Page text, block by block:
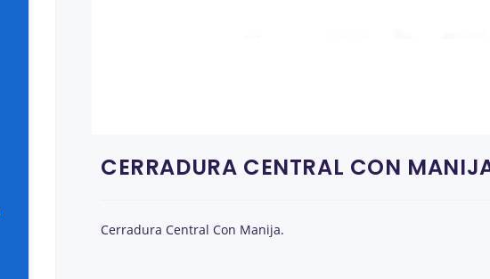
CERRADURA CENTRAL CON
Cerradura Central Con Manija.